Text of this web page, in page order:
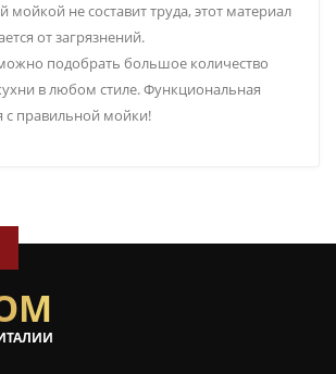
мойкой не составит труда, этот материал
от загрязнений.
подобрать большое количество
в любом стиле. Функциональная
с правильной мойки!